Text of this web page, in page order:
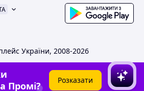
України, 2008-2026
Промі?
Розказати